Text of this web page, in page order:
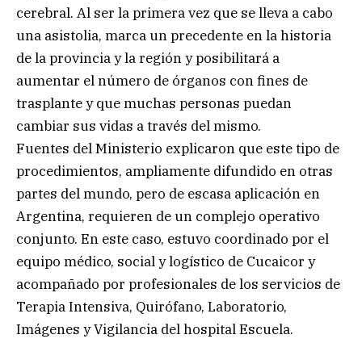
cerebral. Al ser la primera vez que se lleva a cabo
una asistolia, marca un precedente en la historia
de la provincia y la región y posibilitará a
aumentar el número de órganos con fines de
trasplante y que muchas personas puedan
cambiar sus vidas a través del mismo.
Fuentes del Ministerio explicaron que este tipo de
procedimientos, ampliamente difundido en otras
partes del mundo, pero de escasa aplicación en
Argentina, requieren de un complejo operativo
conjunto. En este caso, estuvo coordinado por el
equipo médico, social y logístico de Cucaicor y
acompañado por profesionales de los servicios de
Terapia Intensiva, Quirófano, Laboratorio,
Imágenes y Vigilancia del hospital Escuela.